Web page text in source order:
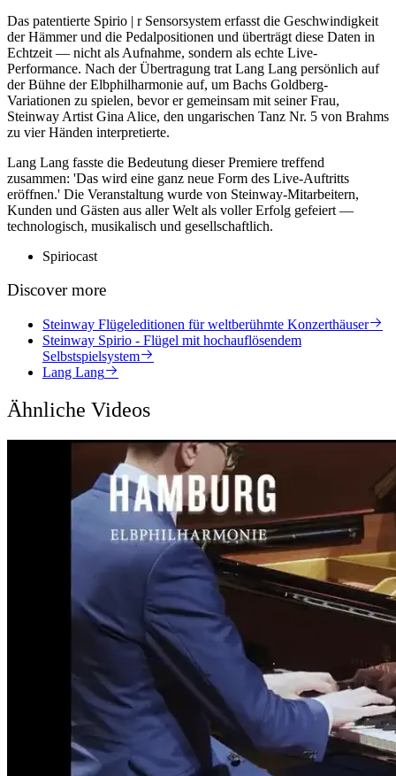
Das patentierte Spirio | r Sensorsystem erfasst die Geschwindigkeit
der Hämmer und die Pedalpositionen und überträgt diese Daten in
Echtzeit — nicht als Aufnahme, sondern als echte Live-
Performance. Nach der Übertragung trat Lang Lang persönlich auf
der Bühne der Elbphilharmonie auf, um Bachs Goldberg-
Variationen zu spielen, bevor er gemeinsam mit seiner Frau,
Steinway Artist Gina Alice, den ungarischen Tanz Nr. 5 von Brahms
zu vier Händen interpretierte.
Lang Lang fasste die Bedeutung dieser Premiere treffend
zusammen: 'Das wird eine ganz neue Form des Live-Auftritts
eröffnen.' Die Veranstaltung wurde von Steinway-Mitarbeitern,
Kunden und Gästen aus aller Welt als voller Erfolg gefeiert —
technologisch, musikalisch und gesellschaftlich.
Spiriocast
Discover more
Steinway Flügeleditionen für weltberühmte Konzerthäuser
Steinway Spirio - Flügel mit hochauflösendem
Selbstspielsystem
Lang Lang
Ähnliche Videos